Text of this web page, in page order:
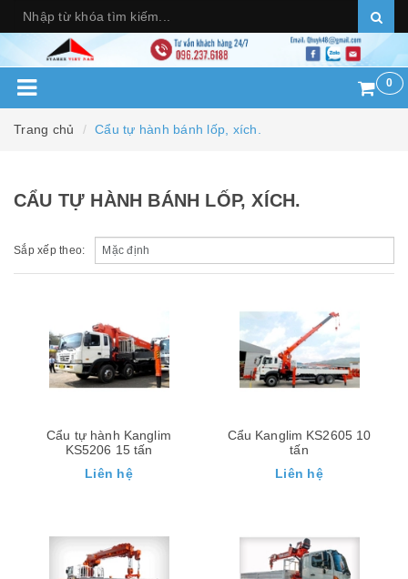
0
Trang chủ Cẩu tự hành bánh lốp, xích.
CẨU TỰ HÀNH BÁNH LỐP, XÍCH.
Sắp xếp theo:
Cẩu tự hành Kanglim
KS5206 15 tấn
Liên hệ
Cẩu Kanglim KS2605 10
tấn
Liên hệ